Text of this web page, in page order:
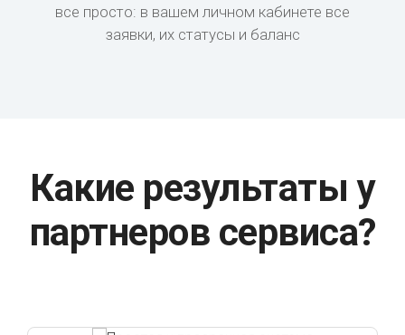
все просто: в вашем личном кабинете все
заявки, их статусы и баланс
Какие результаты у
партнеров сервиса?